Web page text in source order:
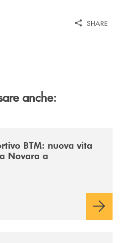
SHARE
anche:
BTM: nuova vita
Novara a